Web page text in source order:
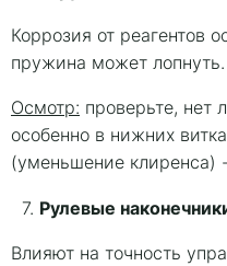
Коррозия от реагентов
пружина может лопнуть.
Осмотр: проверьте, нет
особенно в нижних
(уменьшение клиренса)
7. Рулевые
Влияют на точность